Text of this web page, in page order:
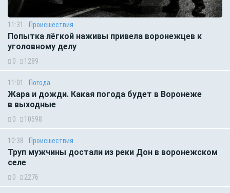
11:31 Происшествия
Попытка лёгкой наживы привела воронежцев к
уголовному делу
0 1289
11:01 Погода
Жара и дожди. Какая погода будет в Воронеже
в выходные
0 10598
10:38 Происшествия
Труп мужчины достали из реки Дон в воронежском
селе
0 2276